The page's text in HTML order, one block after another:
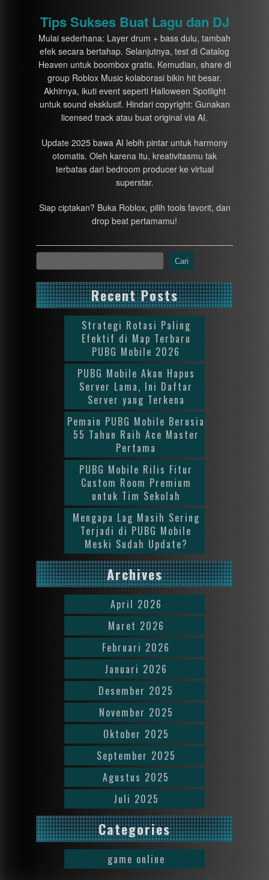
Tips Sukses Buat Lagu dan DJ
Mulai sederhana: Layer drum + bass dulu, tambah
efek secara bertahap. Selanjutnya, test di Catalog
Heaven untuk boombox gratis. Kemudian, share di
group Roblox Music kolaborasi bikin hit besar.
Akhirnya, ikuti event seperti Halloween Spotlight
untuk sound eksklusif. Hindari copyright: Gunakan
licensed track atau buat original via AI.
Update 2025 bawa AI lebih pintar untuk harmony
otomatis. Oleh karena itu, kreativitasmu tak
terbatas dari bedroom producer ke virtual
superstar.
Siap ciptakan? Buka Roblox, pilih tools favorit, dan
drop beat pertamamu!
Cari
Recent Posts
Strategi Rotasi Paling
Efektif di Map Terbaru
PUBG Mobile 2026
PUBG Mobile Akan Hapus
Server Lama, Ini Daftar
Server yang Terkena
Pemain PUBG Mobile Berusia
55 Tahun Raih Ace Master
Pertama
PUBG Mobile Rilis Fitur
Custom Room Premium
untuk Tim Sekolah
Mengapa Lag Masih Sering
Terjadi di PUBG Mobile
Meski Sudah Update?
Archives
April 2026
Maret 2026
Februari 2026
Januari 2026
Desember 2025
November 2025
Oktober 2025
September 2025
Agustus 2025
Juli 2025
Categories
game online